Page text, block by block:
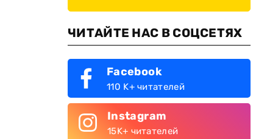
ЧИТАЙТЕ НАС В СОЦСЕТЯХ
Facebook
110 K+ читателей
Instagram
15K+ читателей